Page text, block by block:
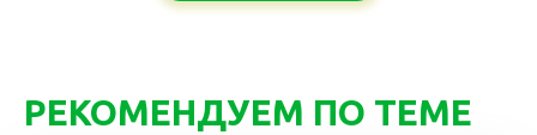
РЕКОМЕНДУЕМ ПО ТЕМЕ